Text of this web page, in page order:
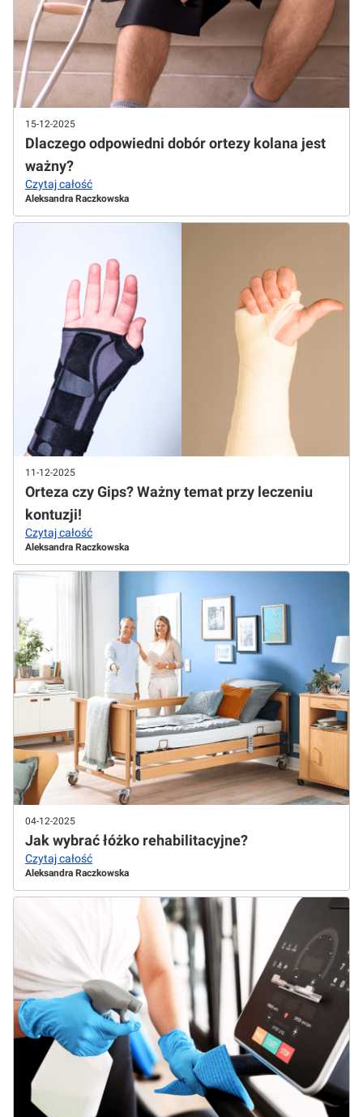
15-12-2025
Dlaczego odpowiedni dobór ortezy kolana jest
ważny?
Czytaj całość
Aleksandra Raczkowska
11-12-2025
Orteza czy Gips? Ważny temat przy leczeniu
kontuzji!
Czytaj całość
Aleksandra Raczkowska
04-12-2025
Jak wybrać łóżko rehabilitacyjne?
Czytaj całość
Aleksandra Raczkowska